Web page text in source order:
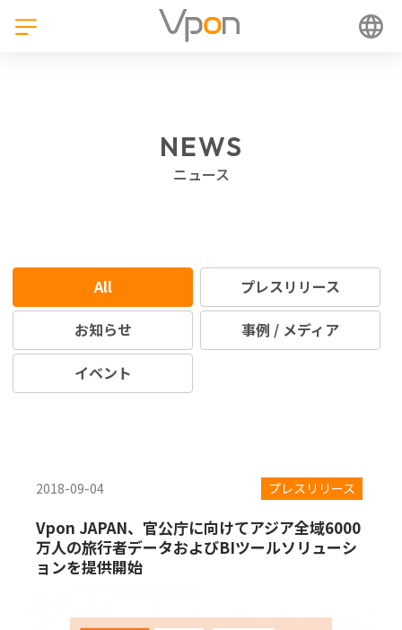
NEWS
ニュース
All
プレスリリース
お知らせ
事例 / メディア
イベント
2018-09-04 プレスリリース
Vpon JAPAN、官公庁に向けてアジア全域6000
万人の旅行者データおよびBIツールソリューシ
ョンを提供開始